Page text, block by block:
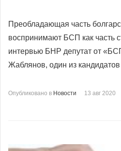
Преобладающая часть
воспринимают БСП как часть
интервью БНР депутат от
Жаблянов, один из
Опубликовано в Новости 13 авг 2020